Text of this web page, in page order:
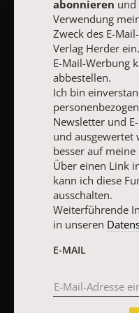
AGB und
Vertrag widerrufen
abonnieren
Verwendung
Zweck des E-
Verlag Herder
E-Mail-Werbung
abbestellen.
Ich bin
Newsletter und
und ausgewertet
besser auf
Über einen Link
kann ich diese
ausschalten.
Weiterführende
in unseren
E-MAIL